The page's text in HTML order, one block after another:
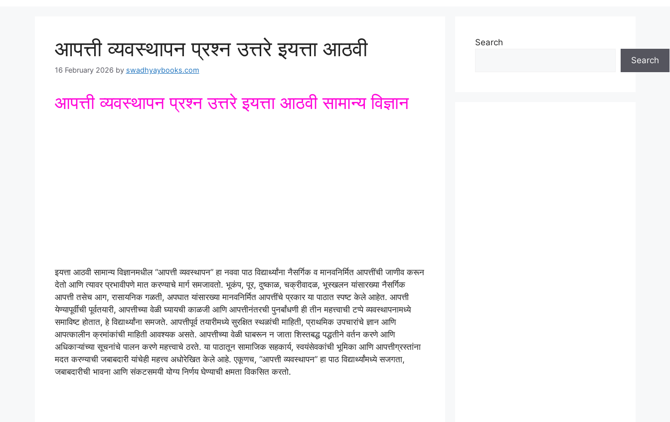
आपत्ती व्यवस्थापन प्रश्न उत्तरे इयत्ता आठवी
16 February 2026 by swadhyaybooks.com
आपत्ती व्यवस्थापन प्रश्न उत्तरे इयत्ता आठवी सामान्य विज्ञान
इयत्ता आठवी सामान्य विज्ञानमधील “आपत्ती व्यवस्थापन” हा नववा पाठ विद्यार्थ्यांना नैसर्गिक व मानवनिर्मित आपत्तींची जाणीव करून
देतो आणि त्यावर प्रभावीपणे मात करण्याचे मार्ग समजावतो. भूकंप, पूर, दुष्काळ, चक्रीवादळ, भूस्खलन यांसारख्या नैसर्गिक
आपत्ती तसेच आग, रासायनिक गळती, अपघात यांसारख्या मानवनिर्मित आपत्तींचे प्रकार या पाठात स्पष्ट केले आहेत. आपत्ती
येण्यापूर्वीची पूर्वतयारी, आपत्तीच्या वेळी घ्यायची काळजी आणि आपत्तीनंतरची पुनर्बांधणी ही तीन महत्त्वाची टप्पे व्यवस्थापनामध्ये
समाविष्ट होतात, हे विद्यार्थ्यांना समजते. आपत्तीपूर्व तयारीमध्ये सुरक्षित स्थळांची माहिती, प्राथमिक उपचारांचे ज्ञान आणि
आपत्कालीन क्रमांकांची माहिती आवश्यक असते. आपत्तीच्या वेळी घाबरून न जाता शिस्तबद्ध पद्धतीने वर्तन करणे आणि
अधिकाऱ्यांच्या सूचनांचे पालन करणे महत्त्वाचे ठरते. या पाठातून सामाजिक सहकार्य, स्वयंसेवकांची भूमिका आणि आपत्तीग्रस्तांना
मदत करण्याची जबाबदारी यांचेही महत्त्व अधोरेखित केले आहे. एकूणच, “आपत्ती व्यवस्थापन” हा पाठ विद्यार्थ्यांमध्ये सजगता,
जबाबदारीची भावना आणि संकटसमयी योग्य निर्णय घेण्याची क्षमता विकसित करतो.
Search
Search